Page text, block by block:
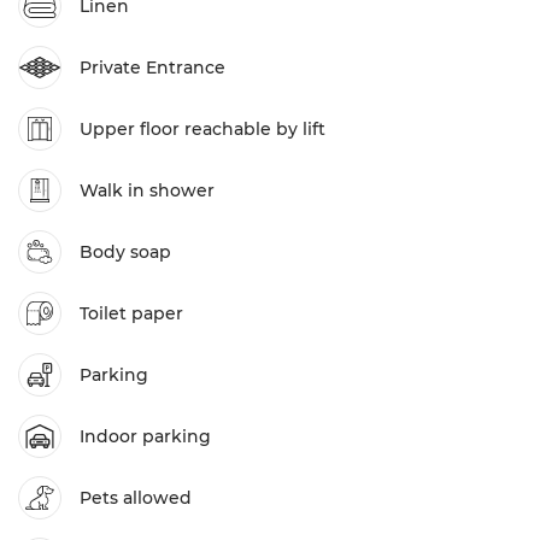
Linen
Private Entrance
Upper floor reachable by lift
Walk in shower
Body soap
Toilet paper
Parking
Indoor parking
Pets allowed